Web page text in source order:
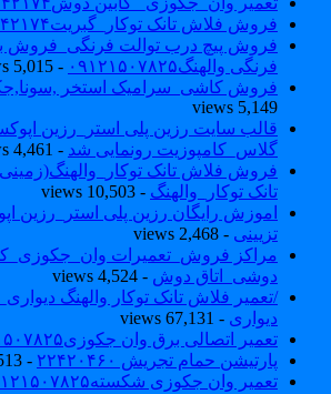
فروش فلاش تانک توکار_گبریت۸۸۰۴۲۱۷۴
فروش پیچ درب توالت فرنگی_فروش
فرنگی والهنگ۰۹۱۲۱۵۰۷۸۲۵
- 5,015 views
فروش کاشی_سرامیک استخر
5,149 views
قالب سایت رزین پلی استر_رزین
گلاس_کامپوزیت رونمایی شد- 4,461 views
فروش فلاش تانک
تانک توکار_والهنگ- 10,503 views
اموزش رایگان رزین پلی استر_رزین
تزیینی- 2,468 views
مراکز فروش_تعمیرات
دوشی_اتاق دوش- 4,524 views
/تعمیر فلاش تانک توکار والهنگ
دیواری - 67,131 views
تعمیر اتصالی برق وان جکوزی۰۹۱۲۱۵۰۷۸۲۵
پارتیشن حمام تجریش ۲۲۴۲۰۴۶۰
- 36,513 views
تعمیر وان جکوزی شکسته۰۹۱۲۱۵۰۷۸۲۵